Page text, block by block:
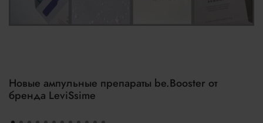
Новые ампульные препараты be.Booster от
бренда LeviSsime